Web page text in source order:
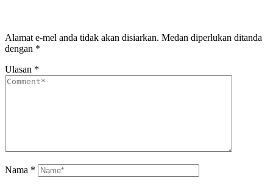
Alamat e-mel anda tidak akan disiarkan. Medan diperlukan ditanda
dengan *
Ulasan *
Nama *